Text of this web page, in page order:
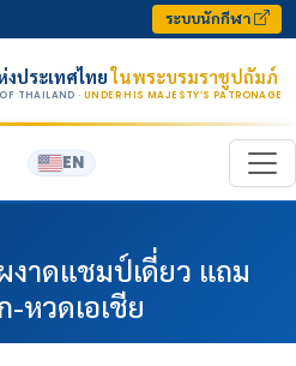
ระบบนักกีฬา
ประเทศไทยในพระบรมราชูปถัมภ์
THAILAND · UNDER HIS MAJESTY’S PATRONAGE
EN
าดแชมป์เดี่ยว แถม
หวดเอเชีย